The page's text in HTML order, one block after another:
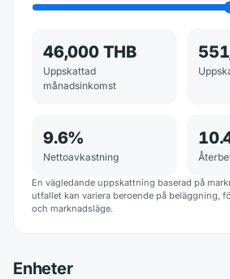
46,000 THB
Uppskattad
månadsinkomst
9.6%
Nettoavkastning
En vägledande uppskattning baserad på
utfallet kan variera beroende på beläggning,
och marknadsläge.
Enheter